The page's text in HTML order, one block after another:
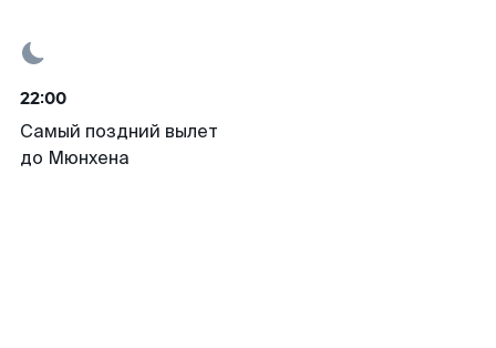
22:00
Самый поздний вылет
до Мюнхена